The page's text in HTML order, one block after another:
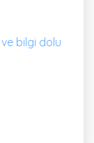
bilgi dolu